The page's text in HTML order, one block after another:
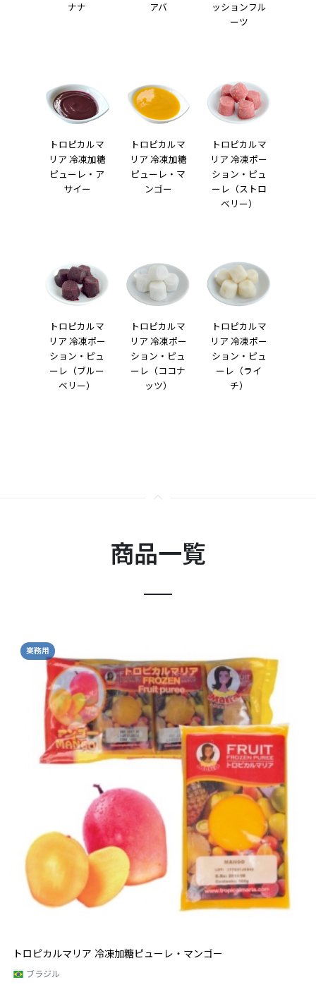
ナナ
アバ
ッションフル
ーツ
トロピカルマ
リア 冷凍加糖
ピューレ・ア
サイー
トロピカルマ
リア 冷凍加糖
ピューレ・マ
ンゴー
トロピカルマ
リア 冷凍ポー
ション・ピュ
ーレ（ストロ
ベリー）
トロピカルマ
リア 冷凍ポー
ション・ピュ
ーレ（ブルー
ベリー）
トロピカルマ
リア 冷凍ポー
ション・ピュ
ーレ（ココナ
ッツ）
トロピカルマ
リア 冷凍ポー
ション・ピュ
ーレ（ライ
チ）
商品一覧
業務用
トロピカルマリア 冷凍加糖ピューレ・マンゴー
ブラジル